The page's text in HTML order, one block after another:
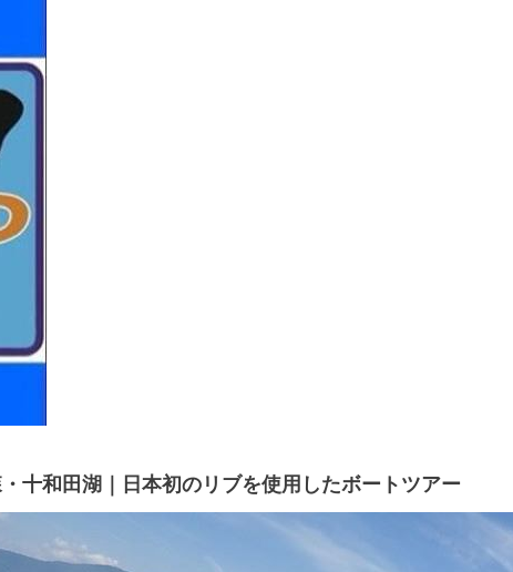
十和田湖｜日本初のリブを使用したボートツアー